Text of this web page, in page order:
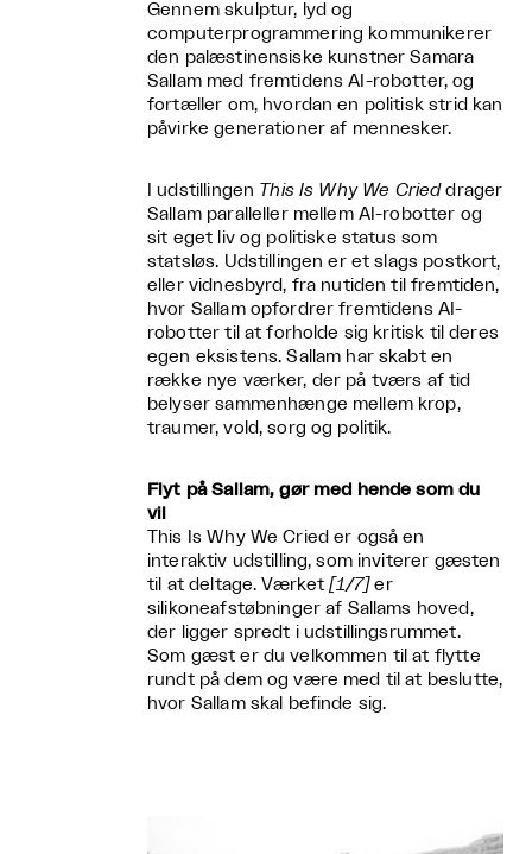
Gennem skulptur, lyd og
computerprogrammering kommunikerer
den palæstinensiske kunstner Samara
Sallam med fremtidens AI-robotter, og
fortæller om, hvordan en politisk strid kan
påvirke generationer af mennesker.
I udstillingen This Is Why We Crieddrager
Sallam paralleller mellem AI-robotter og
sit eget liv og politiske status som
statsløs. Udstillingen er et slags postkort,
eller vidnesbyrd, fra nutiden til fremtiden,
hvor Sallam opfordrer fremtidens AI-
robotter til at forholde sig kritisk til deres
egen eksistens. Sallam har skabt en
række nye værker, der på tværs af tid
belyser sammenhænge mellem krop,
traumer, vold, sorg og politik.
Flyt på Sallam, gør med hende som du
vil
This Is Why We Cried er også en
interaktiv udstilling, som inviterer gæsten
til at deltage. Værket[1/7]er
silikoneafstøbninger af Sallams hoved,
der ligger spredt i udstillingsrummet.
Som gæst er du velkommen til at flytte
rundt på dem og være med til at beslutte,
hvor Sallam skal befinde sig.